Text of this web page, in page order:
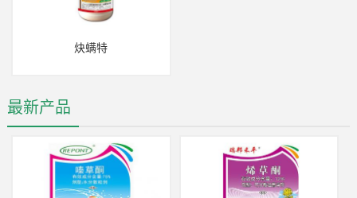
炔螨特
最新产品